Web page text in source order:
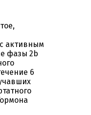
активным
фазы 2b
6